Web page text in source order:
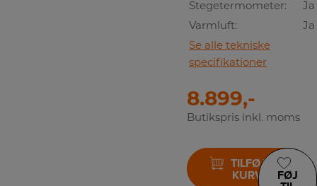
Stegetermometer:
Ja
Varmluft:
Ja
Se alle tekniske
specifikationer
8.899,-
Butikspris inkl. moms
TILFØJ TIL
KURV
FØJ